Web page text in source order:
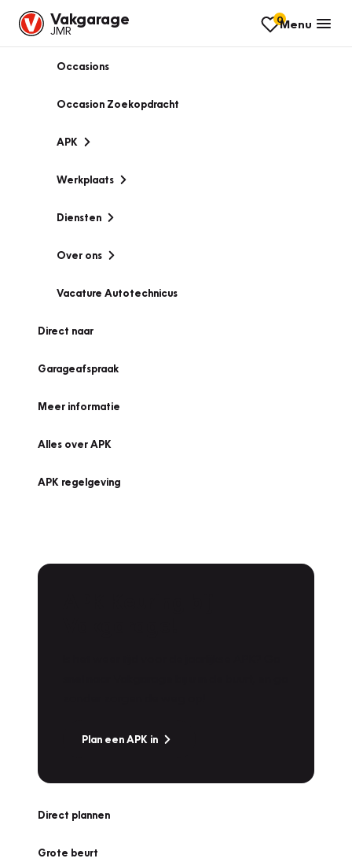
Vakgarage
JMR
0Menu
Occasions
Occasion Zoekopdracht
APK
Werkplaats
Diensten
Over ons
Vacature Autotechnicus
Direct naar
Garageafspraak
Meer informatie
Alles over APK
APK regelgeving
Plan een APK in
Direct plannen
Grote beurt